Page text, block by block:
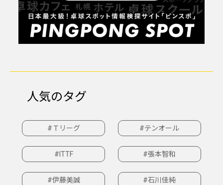
人気のタグ
#Ｔリーグ #テンオール
#ITTF #張本智和
#伊藤美誠 #石川佳純